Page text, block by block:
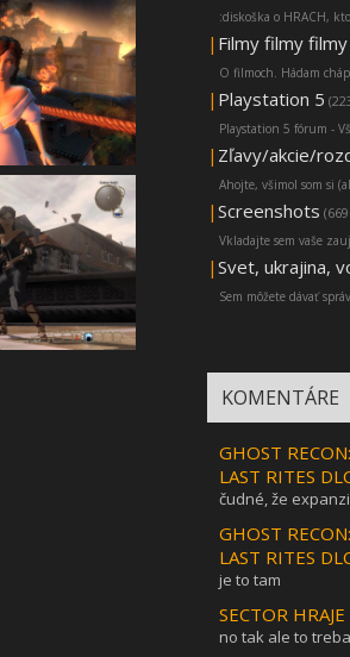
:diskoška o HRACH,
| Filmy filmy filmy
O filmoch. Hádam
| Playstation 5
Playstation 5 fórum -
| Zľavy/akcie/
Ahojte, všimol som si
| Screenshots
Vkladajte sem vaše
| Svet, ukrajina,
Sem môžete dávať
KOMENTÁRE
GHOST
LAST RITES
čudné, že
GHOST
LAST RITES
je to tam
SECTOR HRAJE
no tak ale to